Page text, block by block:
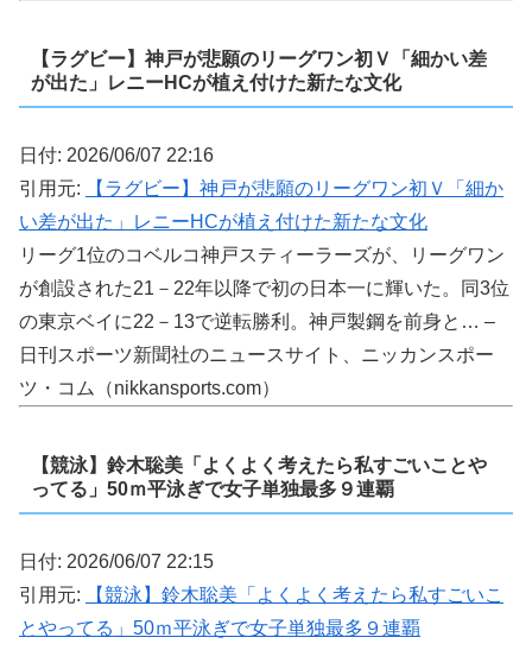
【ラグビー】神戸が悲願のリーグワン初Ｖ「細かい差
が出た」レニーHCが植え付けた新たな文化
日付: 2026/06/07 22:16
引用元:
【ラグビー】神戸が悲願のリーグワン初Ｖ「細か
い差が出た」レニーHCが植え付けた新たな文化
リーグ1位のコベルコ神戸スティーラーズが、リーグワン
が創設された21－22年以降で初の日本一に輝いた。同3位
の東京ベイに22－13で逆転勝利。神戸製鋼を前身と… –
日刊スポーツ新聞社のニュースサイト、ニッカンスポー
ツ・コム（nikkansports.com）
【競泳】鈴木聡美「よくよく考えたら私すごいことや
ってる」50ｍ平泳ぎで女子単独最多９連覇
日付: 2026/06/07 22:15
引用元:
【競泳】鈴木聡美「よくよく考えたら私すごいこ
とやってる」50ｍ平泳ぎで女子単独最多９連覇